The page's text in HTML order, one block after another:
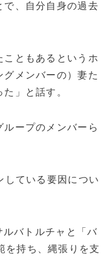
で、自分自身の過去
ともあるというホ
メンバーの）妻た
」と話す。
ープのメンバーら
ている要因につい
バトルチャと「バ
を持ち、縄張りを支